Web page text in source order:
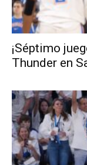
¡Séptimo
Thunder en